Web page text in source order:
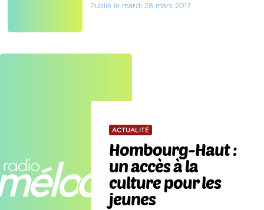
Publié le mardi 28 mars 2017
ACTUALITÉ
Hombourg-Haut :
un accès à la
culture pour les
jeunes